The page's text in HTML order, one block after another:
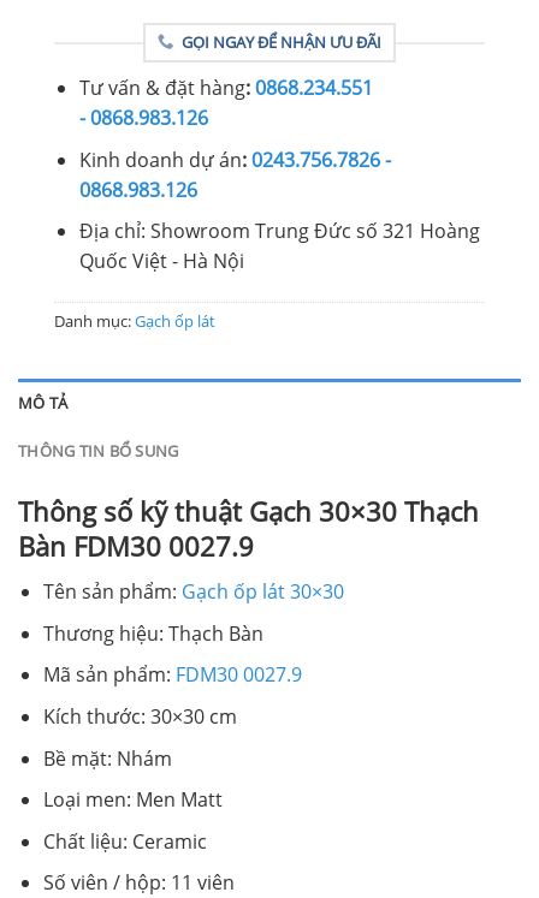
GỌI NGAY ĐỂ NHẬN ƯU ĐÃI
Tư vấn & đặt hàng:0868.234.551
- 0868.983.126
Kinh doanh dự án:0243.756.7826 -
0868.983.126
Địa chỉ: Showroom Trung Đức số 321 Hoàng
Quốc Việt - Hà Nội
Danh mục:Gạch ốp lát
MÔ TẢ
THÔNG TIN BỔ SUNG
Thông số kỹ thuật Gạch 30×30 Thạch
Bàn FDM30 0027.9
Tên sản phẩm: Gạch ốp lát 30×30
Thương hiệu: Thạch Bàn
Mã sản phẩm: FDM30 0027.9
Kích thước: 30×30 cm
Bề mặt: Nhám
Loại men: Men Matt
Chất liệu: Ceramic
Số viên / hộp: 11 viên